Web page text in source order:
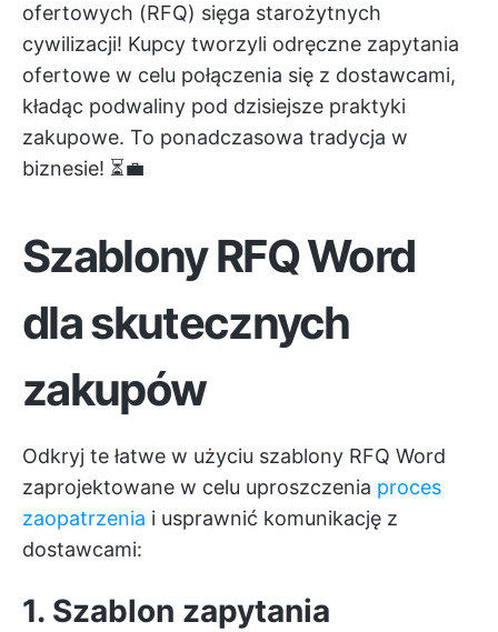
ofertowych (RFQ) sięga starożytnych
cywilizacji! Kupcy tworzyli odręczne zapytania
ofertowe w celu połączenia się z dostawcami,
kładąc podwaliny pod dzisiejsze praktyki
zakupowe. To ponadczasowa tradycja w
biznesie! ⏳💼
Szablony RFQ Word
dla skutecznych
zakupów
Odkryj te łatwe w użyciu szablony RFQ Word
zaprojektowane w celu uproszczenia proces
zaopatrzenia i usprawnić komunikację z
dostawcami:
1. Szablon zapytania